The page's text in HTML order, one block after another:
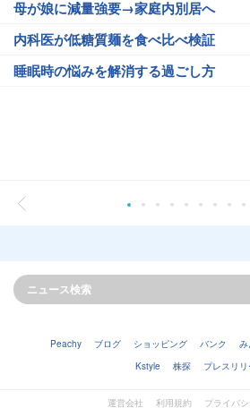
母が娘に減量強要→家庭内別居へ
内科医が低糖質麺を食べ比べ検証
睡眠時の悩みを解消する過ごし方
Peachy ブログ ショッピング バンク み
Kstyle
株探 プレスリリ
運営会社 利用規約 プライバ